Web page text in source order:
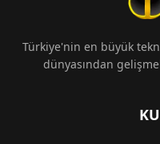
Türkiye'nin en büyük
dünyasından